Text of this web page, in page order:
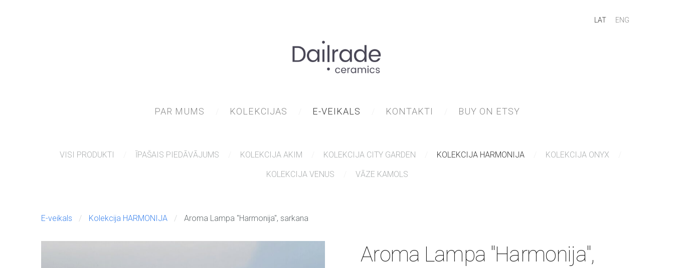
PAR MUMS KOLEKCIJAS E-VEIKALS KONTAKTI BUY ON ETSY
LAT ENG
VISI PRODUKTI ĪPAŠAIS PIEDĀVĀJUMS KOLEKCIJA AKIM KOLEKCIJA CITY GARDEN KOLEKCIJA HARMONIJA KOLEKCIJA ONYX
KOLEKCIJA VENUS VĀZE KAMOLS
E-veikals Kolekcija HARMONIJA Aroma Lampa "Harmonija", sarkana
Aroma Lampa "Harmonija",